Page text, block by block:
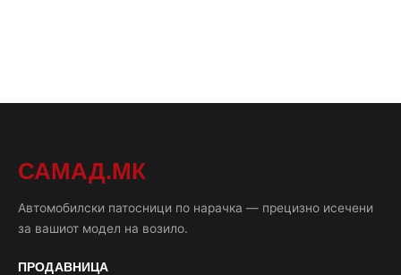
САМАД.МК
Автомобилски патосници по нарачка — прецизно исечени
за вашиот модел на возило.
ПРОДАВНИЦА